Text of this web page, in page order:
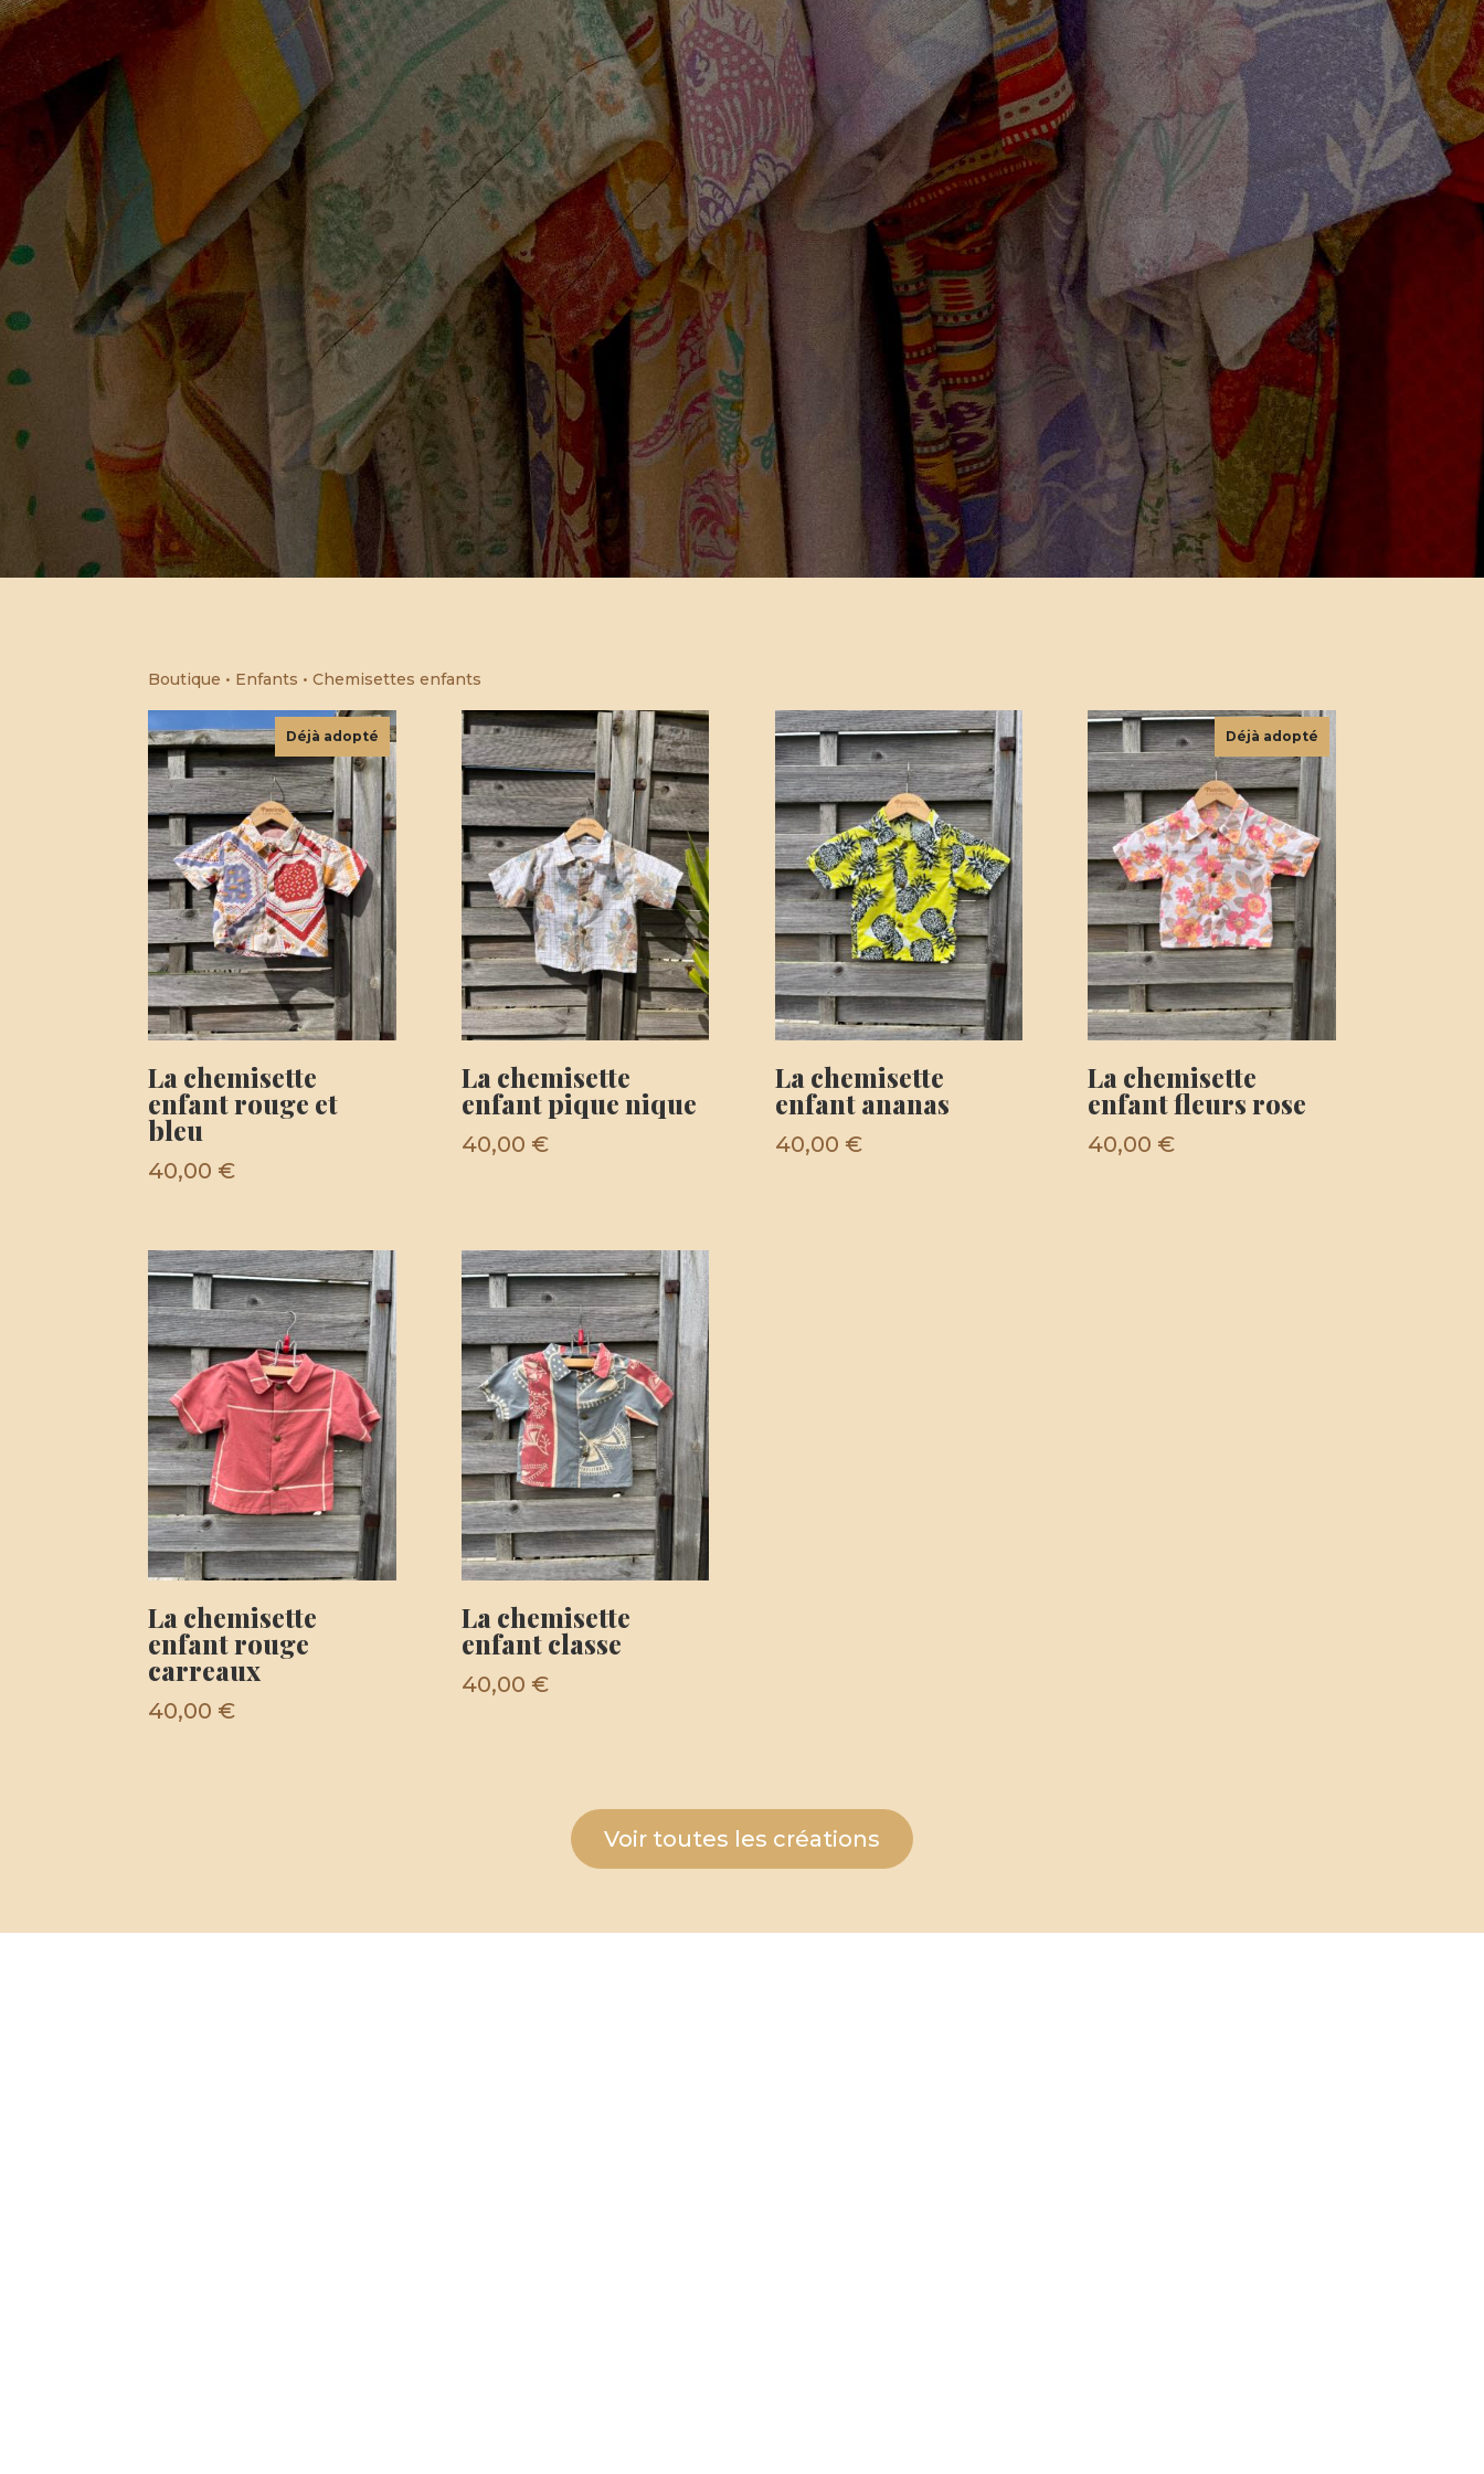
Boutique • Enfants • Chemisettes enfants
La chemisette
enfant rouge et
bleu
40,00 €
La chemisette
enfant pique nique
40,00 €
La chemisette
enfant ananas
40,00 €
La chemisette
enfant fleurs rose
40,00 €
La chemisette
enfant rouge
carreaux
40,00 €
La chemisette
enfant classe
40,00 €
Voir toutes les créations